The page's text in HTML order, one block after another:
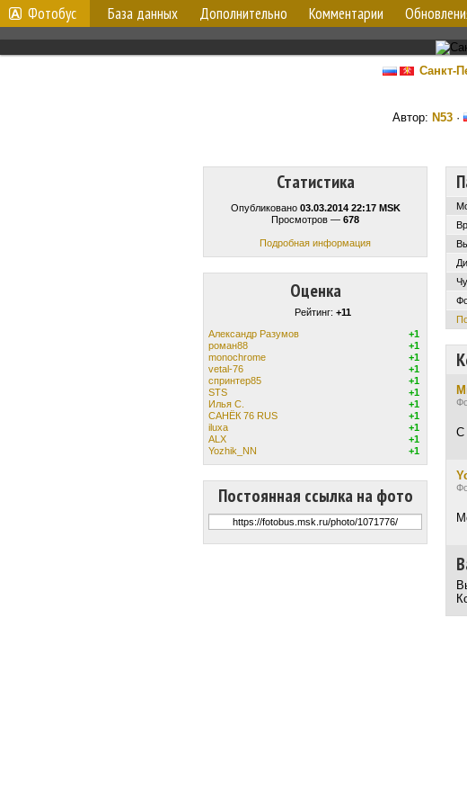
Фотобус База данных Дополнительно Комментарии
Санкт-
Автор: N53 ·
Статистика
Опубликовано 03.03.2014 22:17 MSK
Просмотров — 678
Подробная информация
Оценка
Рейтинг: +11
Александр Разумов
+1
роман88
+1
monochrome
+1
vetal-76
+1
спринтер85
+1
STS
+1
Илья С.
+1
САНЁК 76 RUS
+1
iluxa
+1
ALX
+1
Yozhik_NN
+1
Постоянная ссылка на фото
С